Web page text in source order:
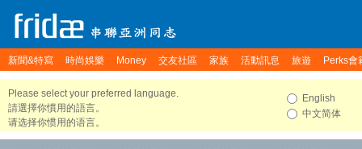
新聞&特寫 時尚娛樂 Money 交友社區 家族 活動訊息 旅遊 Perks會
Please select your preferred language.
請選擇你慣用的語言。
请选择你惯用的语言。
English
中文简体